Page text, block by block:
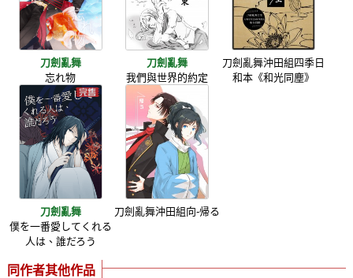
刀劍亂舞
忘れ物
刀劍亂舞
我們與世界的約定
刀劍亂舞沖田組四季日
和本《和光同塵》
刀劍亂舞
僕を一番愛してくれる
人は、誰だろう
刀劍亂舞沖田組向-帰る
同作者其他作品